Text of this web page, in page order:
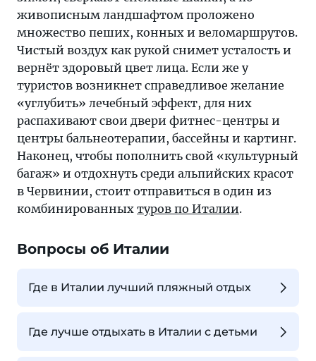
живописным ландшафтом проложено
множество пеших, конных и веломаршрутов.
Чистый воздух как рукой снимет усталость и
вернёт здоровый цвет лица. Если же у
туристов возникнет справедливое желание
«углубить» лечебный эффект, для них
распахивают свои двери фитнес-центры и
центры бальнеотерапии, бассейны и картинг.
Наконец, чтобы пополнить свой «культурный
багаж» и отдохнуть среди альпийских красот
в Червинии, стоит отправиться в один из
комбинированных туров по Италии.
Вопросы об Италии
Где в Италии лучший пляжный отдых
Где лучше отдыхать в Италии с детьми